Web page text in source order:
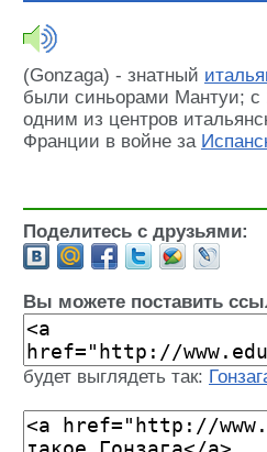
(Gonzaga) - знатный
были синьорами Мантуи; с
одним из центров
Франции в войне за
Поделитесь с друзьями:
Вы можете поставить
будет выглядеть так: